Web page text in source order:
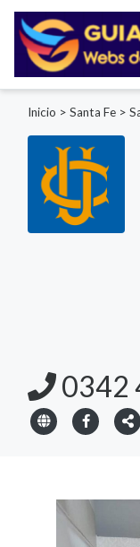
Inicio > Santa Fe >
0342